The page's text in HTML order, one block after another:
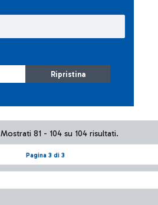
Ripristina
Pagina 3 di 3
Mostrati 81 - 104 su 104 risultati.